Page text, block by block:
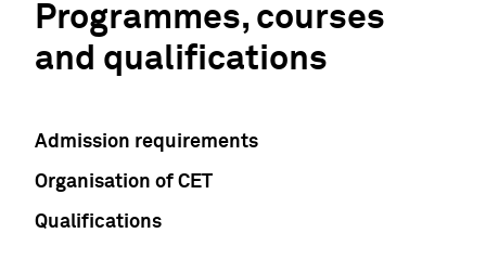
Programmes, courses
and qualifications
Admission requirements
Organisation of CET
Qualifications